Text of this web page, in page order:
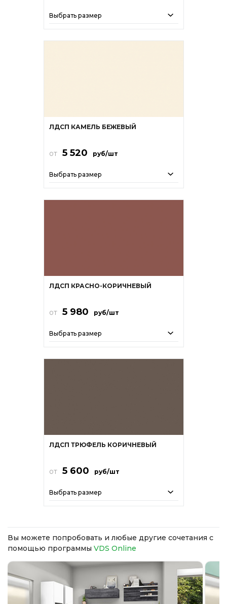
Выбрать размер
ЛДСП КАМЕЛЬ БЕЖЕВЫЙ
от 5 520 руб/шт
Выбрать размер
ЛДСП КРАСНО-КОРИЧНЕВЫЙ
от 5 980 руб/шт
Выбрать размер
ЛДСП ТРЮФЕЛЬ КОРИЧНЕВЫЙ
от 5 600 руб/шт
Выбрать размер
Вы можете попробовать и любые другие сочетания с
помощью программы VDS Online